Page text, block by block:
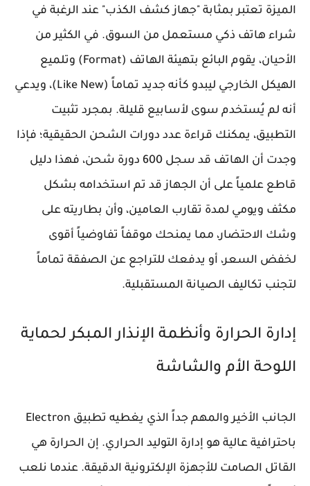
الميزة تعتبر بمثابة "جهاز كشف الكذب" عند الرغبة في
شراء هاتف ذكي مستعمل من السوق. في الكثير من
الأحيان، يقوم البائع بتهيئة الهاتف (Format) وتلميع
الهيكل الخارجي ليبدو كأنه جديد تماماً (Like New)، ويدعي
أنه لم يُستخدم سوى لأسابيع قليلة. بمجرد تثبيت
التطبيق، يمكنك قراءة عدد دورات الشحن الحقيقية؛ فإذا
وجدت أن الهاتف قد سجل 600 دورة شحن، فهذا دليل
قاطع علمياً على أن الجهاز قد تم استخدامه بشكل
مكثف ويومي لمدة تقارب العامين، وأن بطاريته على
وشك الاحتضار، مما يمنحك موقفاً تفاوضياً أقوى
لخفض السعر، أو يدفعك للتراجع عن الصفقة تماماً
لتجنب تكاليف الصيانة المستقبلية.
إدارة الحرارة وأنظمة الإنذار المبكر لحماية
اللوحة الأم والشاشة
الجانب الأخير والمهم جداً الذي يغطيه تطبيق Electron
باحترافية عالية هو إدارة التوليد الحراري. إن الحرارة هي
القاتل الصامت للأجهزة الإلكترونية الدقيقة. عندما نلعب